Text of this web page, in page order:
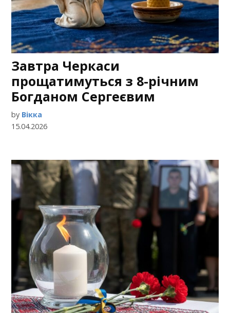
Завтра Черкаси
прощатимуться з 8-річним
Богданом Сергеєвим
by Вікка
15.04.2026